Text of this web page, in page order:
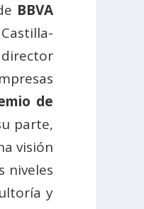
BBVA
de
parte,
visión
niveles
y